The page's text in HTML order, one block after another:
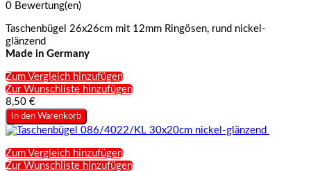
0 Bewertung(en)
Taschenbügel 26x26cm mit 12mm Ringösen, rund nickel-
glänzend
Made in Germany
Zum Vergleich hinzufügen
Zur Wunschliste hinzufügen
8,50 €
In den Warenkorb
Zum Vergleich hinzufügen
Zur Wunschliste hinzufügen